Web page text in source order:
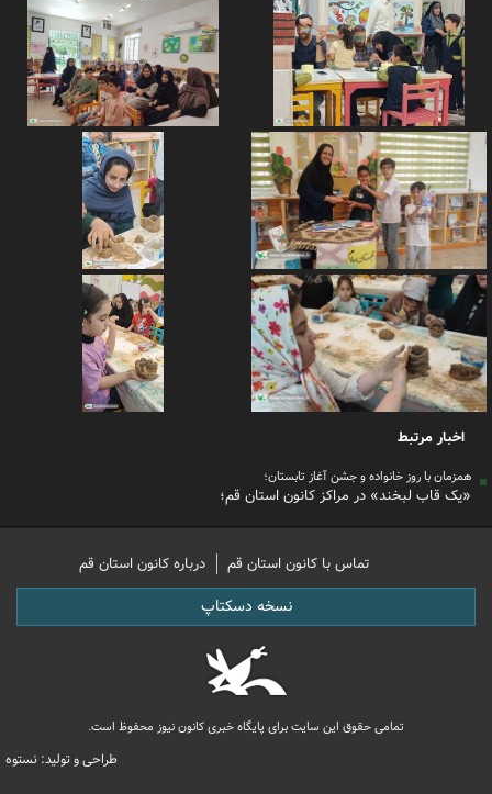
اخبار مرتبط
همزمان با روز خانواده و جشن آغاز تابستان؛
«یک قاب لبخند» در مراکز کانون استان قم؛
تماس با کانون استان قم درباره کانون استان قم
نسخه دسکتاپ
تمامی حقوق این سایت برای پایگاه خبری کانون نیوز محفوظ است.
طراحی و تولید: نستوه